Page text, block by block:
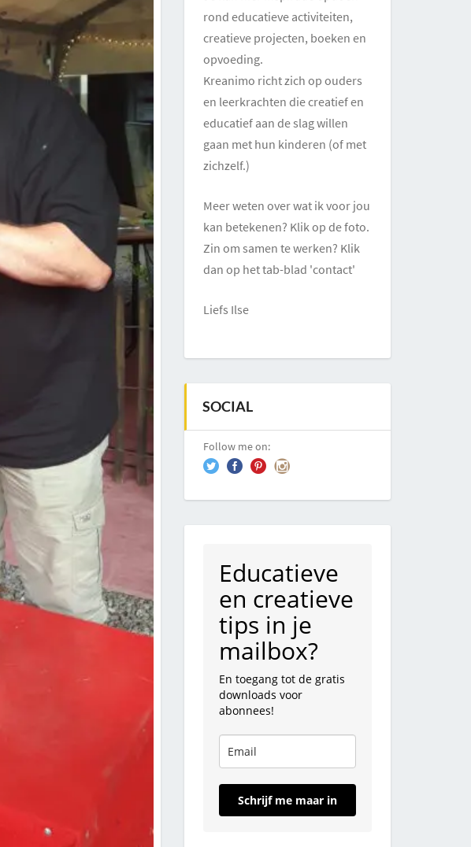
rond educatieve activiteiten,
creatieve projecten, boeken en
opvoeding.
Kreanimo richt zich op ouders
en leerkrachten die creatief en
educatief aan de slag willen
gaan met hun kinderen (of met
zichzelf.)
Meer weten over wat ik voor jou
kan betekenen? Klik op de foto.
Zin om samen te werken? Klik
dan op het tab-blad 'contact'
Liefs Ilse
SOCIAL
Follow me on:
Educatieve
en creatieve
tips in je
mailbox?
En toegang tot de gratis
downloads voor
abonnees!
Schrijf me maar in